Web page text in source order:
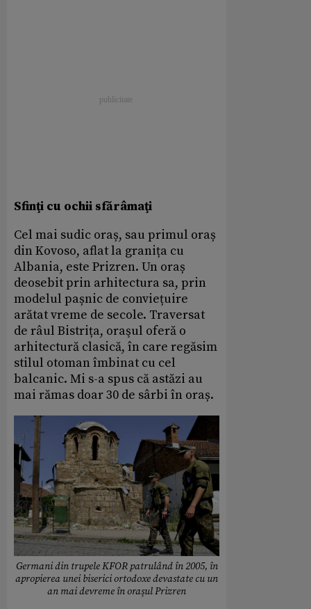
Sfinţi cu ochii sfărâmaţi
Cel mai sudic oraș, sau primul oraș
din Kovoso, aflat la granița cu
Albania, este Prizren. Un oraș
deosebit prin arhitectura sa, prin
modelul pașnic de conviețuire
arătat vreme de secole. Traversat
de râul Bistrița, oraşul oferă o
arhitectură clasică, în care regăsim
stilul otoman îmbinat cu cel
balcanic. Mi s-a spus că astăzi au
mai rămas doar 30 de sârbi în oraș.
Germani din trupele KFOR patrulând în 2005, în
apropierea unei biserici ortodoxe devastate cu un
an mai devreme în oraşul Prizren